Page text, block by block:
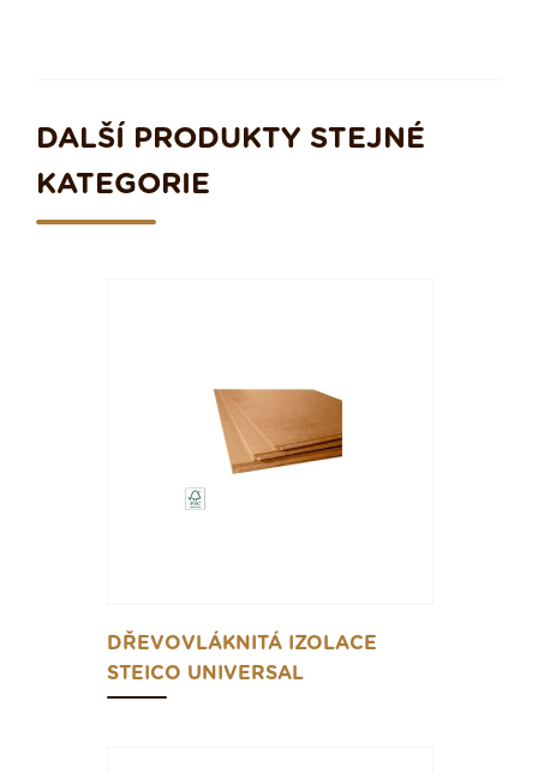
DALŠÍ PRODUKTY STEJNÉ
KATEGORIE
DŘEVOVLÁKNITÁ IZOLACE
STEICO UNIVERSAL